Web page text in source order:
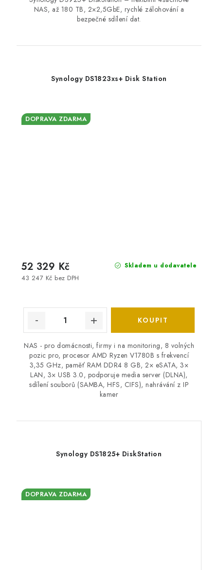
NAS, až 180 TB, 2×2,5GbE, rychlé zálohování a
bezpečné sdílení dat.
Synology DS1823xs+ Disk Station
DOPRAVA ZDARMA
Skladem u dodavatele
43 247 Kč bez DPH
52 329 Kč
NAS - pro domácnosti, firmy i na monitoring, 8 volných
pozic pro, procesor AMD Ryzen V1780B s frekvencí
3,35 GHz, paměť RAM DDR4 8 GB, 2× eSATA, 3×
LAN, 3× USB 3.0, podporuje media server (DLNA),
sdílení souborů (SAMBA, HFS, CIFS), nahrávání z IP
kamer
Synology DS1825+ DiskStation
DOPRAVA ZDARMA